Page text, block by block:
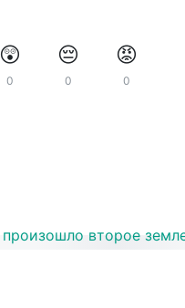
😲
0
😔
0
😡
0